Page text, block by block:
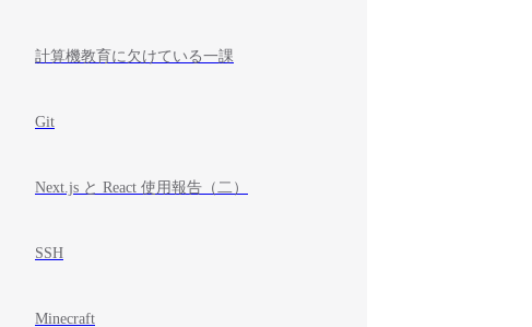
計算機教育に欠けている一課
Git
Next.js と React 使用報告（二）
SSH
Minecraft